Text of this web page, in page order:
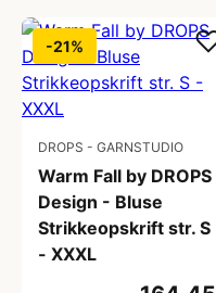
-21%
DROPS - GARNSTUDIO
Warm Fall by DROPS
Design - Bluse
Strikkeopskrift str. S
- XXXL